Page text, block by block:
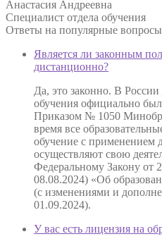
Анастасия Андреевна
Специалист отдела обучения
Ответы на популярные вопросы
Является ли законным
дистанционно?
Да, это законно. В
обучения официально
Приказом № 1050
время все
обучение с применением
осуществляют свою
Федеральному Закону от
08.08.2024) «Об
(с изменениями и
01.09.2024).
У вас есть лицензия на